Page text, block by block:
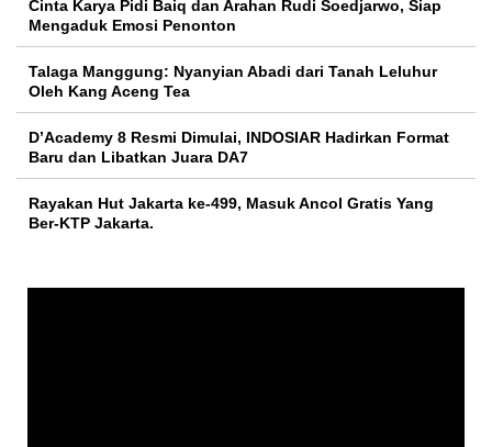
Cinta Karya Pidi Baiq dan Arahan Rudi Soedjarwo, Siap
Mengaduk Emosi Penonton
Talaga Manggung: Nyanyian Abadi dari Tanah Leluhur
Oleh Kang Aceng Tea
D’Academy 8 Resmi Dimulai, INDOSIAR Hadirkan Format
Baru dan Libatkan Juara DA7
Rayakan Hut Jakarta ke-499, Masuk Ancol Gratis Yang
Ber-KTP Jakarta.